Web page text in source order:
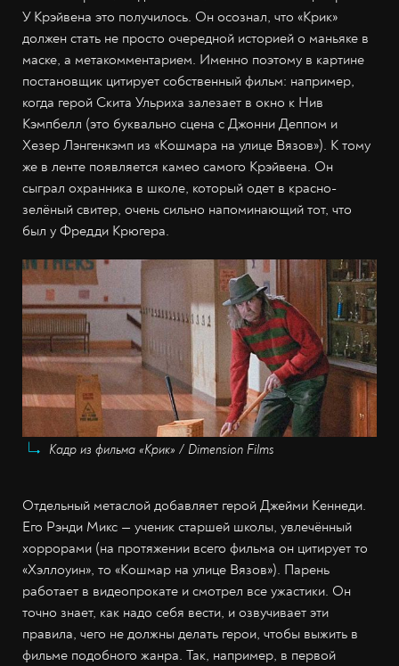
У Крэйвена это получилось. Он осознал, что «Крик»
должен стать не просто очередной историей о маньяке в
маске, а метакомментарием. Именно поэтому в картине
постановщик цитирует собственный фильм: например,
когда герой Скита Ульриха залезает в окно к Нив
Кэмпбелл (это буквально сцена с Джонни Деппом и
Хезер Лэнгенкэмп из «Кошмара на улице Вязов»). К тому
же в ленте появляется камео самого Крэйвена. Он
сыграл охранника в школе, который одет в красно-
зелёный свитер, очень сильно напоминающий тот, что
был у Фредди Крюгера.
Кадр из фильма «Крик» / Dimension Films
Отдельный метаслой добавляет герой Джейми Кеннеди.
Его Рэнди Микс — ученик старшей школы, увлечённый
хоррорами (на протяжении всего фильма он цитирует то
«Хэллоуин», то «Кошмар на улице Вязов»). Парень
работает в видеопрокате и смотрел все ужастики. Он
точно знает, как надо себя вести, и озвучивает эти
правила, чего не должны делать герои, чтобы выжить в
фильме подобного жанра. Так, например, в первой